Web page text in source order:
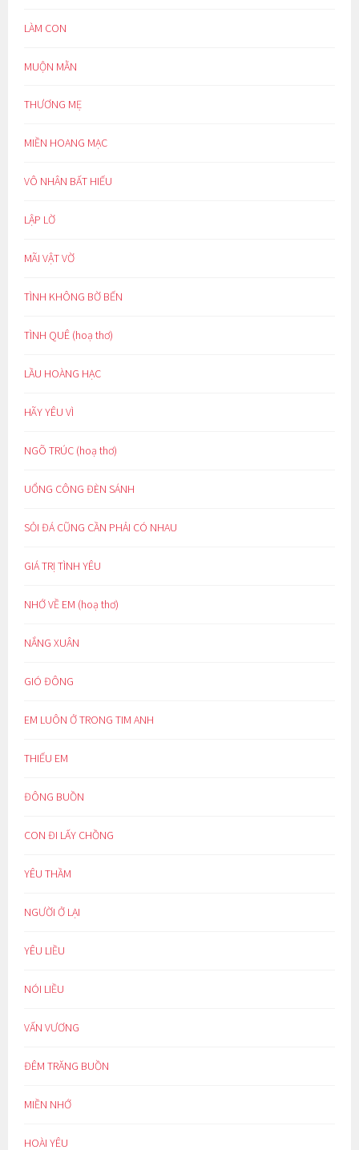
LÀM CON
MUỘN MẰN
THƯƠNG MẸ
MIỀN HOANG MẠC
VÔ NHÂN BẤT HIẾU
LẬP LỜ
MÃI VẬT VỜ
TÌNH KHÔNG BỜ BẾN
TÌNH QUÊ (hoạ thơ)
LẦU HOÀNG HẠC
HÃY YÊU VÌ
NGÕ TRÚC (hoạ thơ)
UỔNG CÔNG ĐÈN SÁNH
SỎI ĐÁ CŨNG CẦN PHẢI CÓ NHAU
GIÁ TRỊ TÌNH YÊU
NHỚ VỀ EM (hoạ thơ)
NẮNG XUÂN
GIÓ ĐÔNG
EM LUÔN Ở TRONG TIM ANH
THIẾU EM
ĐÔNG BUỒN
CON ĐI LẤY CHỒNG
YÊU THẦM
NGƯỜI Ở LẠI
YÊU LIỀU
NÓI LIỀU
VẤN VƯƠNG
ĐÊM TRĂNG BUỒN
MIỀN NHỚ
HOÀI YÊU